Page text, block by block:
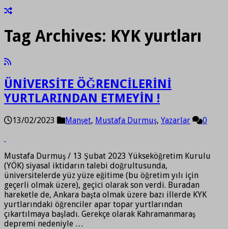
Tag Archives: KYK yurtları
ÜNİVERSİTE ÖĞRENCİLERİNİ
YURTLARINDAN ETMEYİN !
13/02/2023 Manşet, Mustafa Durmuş, Yazarlar 0
Mustafa Durmuş / 13 Şubat 2023 Yükseköğretim Kurulu
(YÖK) siyasal iktidarın talebi doğrultusunda,
üniversitelerde yüz yüze eğitime (bu öğretim yılı için
geçerli olmak üzere), geçici olarak son verdi. Buradan
hareketle de, Ankara başta olmak üzere bazı illerde KYK
yurtlarındaki öğrenciler apar topar yurtlarından
çıkartılmaya başladı. Gerekçe olarak Kahramanmaraş
depremi nedeniyle …